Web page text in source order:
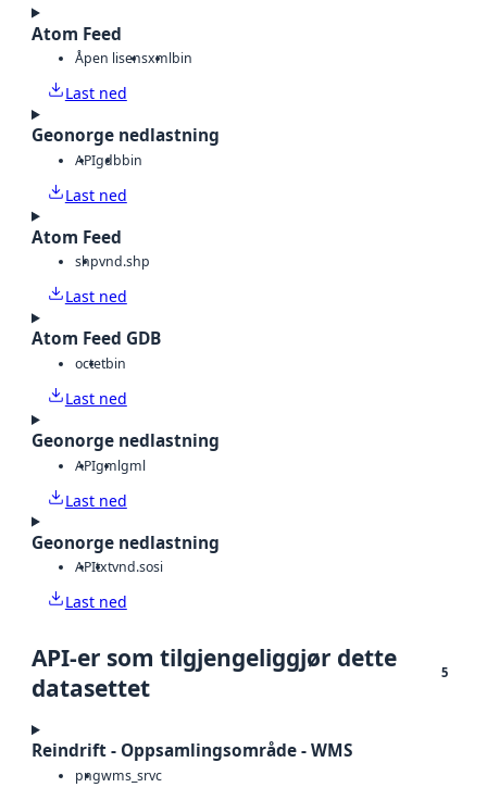
Atom Feed
Åpen lisensxmlbin
Last ned
Geonorge nedlastning
APIgdbbin
Last ned
Atom Feed
shpvnd.shp
Last ned
Atom Feed GDB
octetbin
Last ned
Geonorge nedlastning
APIgmlgml
Last ned
Geonorge nedlastning
APItxtvnd.sosi
Last ned
API-er som tilgjengeliggjør dette
datasettet
5
Reindrift - Oppsamlingsområde - WMS
pngwms_srvc